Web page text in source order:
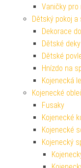
Vaničky pro
Dětský pokoj a
Dekorace
Dětské deky
Dětské
Hnízdo na
Kojenecká
Kojenecké
Fusaky
Kojenecké
Kojenecké
Kojenecký